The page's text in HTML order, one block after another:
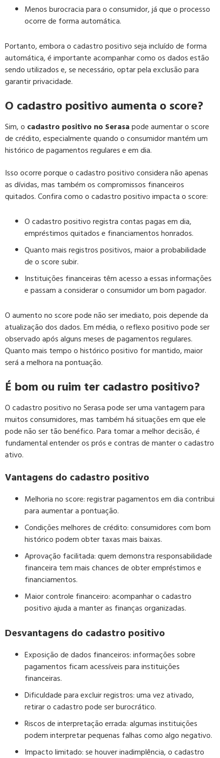
Menos burocracia para o consumidor, já que o processo
ocorre de forma automática.
Portanto, embora o cadastro positivo seja incluído de forma
automática, é importante acompanhar como os dados estão
sendo utilizados e, se necessário, optar pela exclusão para
garantir privacidade.
O cadastro positivo aumenta o score?
Sim, o cadastro positivo no Serasapode aumentar o score
de crédito, especialmente quando o consumidor mantém um
histórico de pagamentos regulares e em dia.
Isso ocorre porque o cadastro positivo considera não apenas
as dívidas, mas também os compromissos financeiros
quitados. Confira como o cadastro positivo impacta o score:
O cadastro positivo registra contas pagas em dia,
empréstimos quitados e financiamentos honrados.
Quanto mais registros positivos, maior a probabilidade
de o score subir.
Instituições financeiras têm acesso a essas informações
e passam a considerar o consumidor um bom pagador.
O aumento no score pode não ser imediato, pois depende da
atualização dos dados. Em média, o reflexo positivo pode ser
observado após alguns meses de pagamentos regulares.
Quanto mais tempo o histórico positivo for mantido, maior
será a melhora na pontuação.
É bom ou ruim ter cadastro positivo?
O cadastro positivo no Serasa pode ser uma vantagem para
muitos consumidores, mas também há situações em que ele
pode não ser tão benéfico. Para tomar a melhor decisão, é
fundamental entender os prós e contras de manter o cadastro
ativo.
Vantagens do cadastro positivo
Melhoria no score:registrar pagamentos em dia contribui
para aumentar a pontuação.
Condições melhores de crédito:consumidores com bom
histórico podem obter taxas mais baixas.
Aprovação facilitada:quem demonstra responsabilidade
financeira tem mais chances de obter empréstimos e
financiamentos.
Maior controle financeiro:acompanhar o cadastro
positivo ajuda a manter as finanças organizadas.
Desvantagens do cadastro positivo
Exposição de dados financeiros:informações sobre
pagamentos ficam acessíveis para instituições
financeiras.
Dificuldade para excluir registros:uma vez ativado,
retirar o cadastro pode ser burocrático.
Riscos de interpretação errada:algumas instituições
podem interpretar pequenas falhas como algo negativo.
Impacto limitado:se houver inadimplência, o cadastro